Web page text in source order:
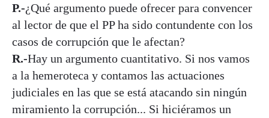
P.-¿Qué argumento puede ofrecer para convencer
al lector de que el PP ha sido contundente con los
casos de corrupción que le afectan?
R.-Hay un argumento cuantitativo. Si nos vamos
a la hemeroteca y contamos las actuaciones
judiciales en las que se está atacando sin ningún
miramiento la corrupción... Si hiciéramos un